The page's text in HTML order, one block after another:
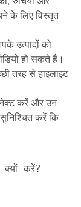
के लिए विस्तृत
उत्पादों को
हो सकते हैं।
तरह से हाइलाइट
करें और उन
करें कि